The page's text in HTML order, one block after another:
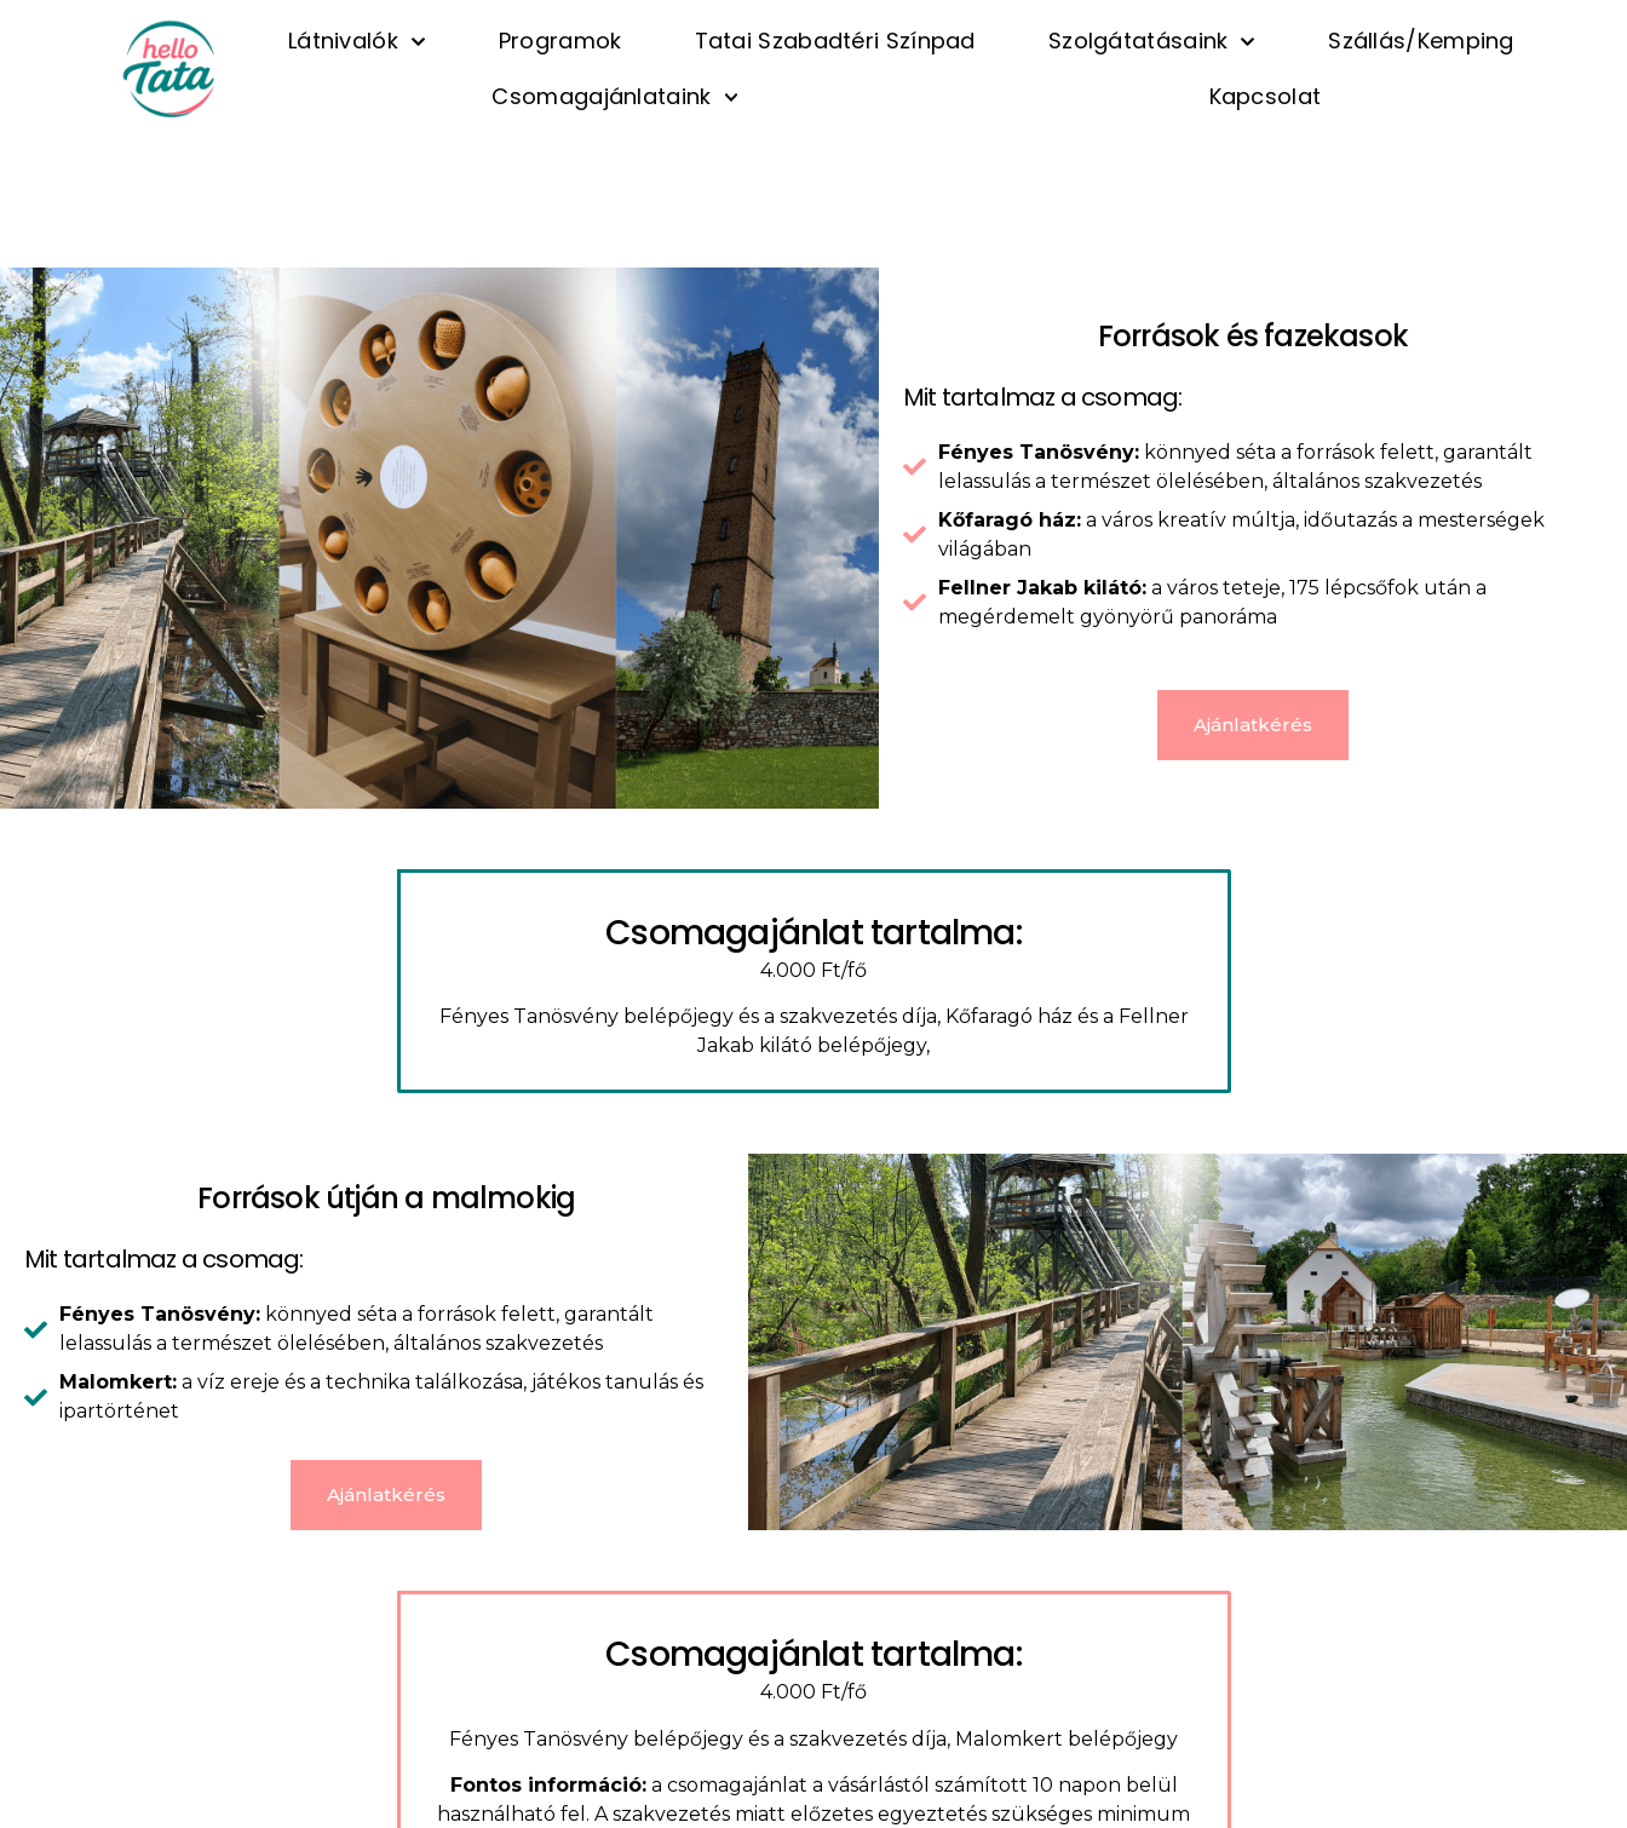
Látnivalók Programok Tatai Szabadtéri Színpad Szolgátatásaink
Szállás/Kemping
Csomagajánlataink
Kapcsolat
Források és fazekasok
Mit tartalmaz a csomag:
Fényes Tanösvény:könnyed séta a források felett, garantált
lelassulás a természet ölelésében, általános szakvezetés
Kőfaragó ház:a város kreatív múltja, időutazás a mesterségek
világában
Fellner Jakab kilátó:a város teteje, 175 lépcsőfok után a
megérdemelt gyönyörű panoráma
Ajánlatkérés
Csomagajánlat tartalma:
4.000 Ft/fő
Fényes Tanösvény belépőjegy és a szakvezetés díja, Kőfaragó ház és a Fellner
Jakab kilátó belépőjegy,
Források útján a malmokig
Mit tartalmaz a csomag:
Fényes Tanösvény:könnyed séta a források felett, garantált
lelassulás a természet ölelésében, általános szakvezetés
Malomkert:a víz ereje és a technika találkozása, játékos tanulás és
ipartörténet
Ajánlatkérés
Csomagajánlat tartalma:
4.000 Ft/fő
Fényes Tanösvény belépőjegy és a szakvezetés díja, Malomkert belépőjegy
Fontos információ:a csomagajánlat a vásárlástól számított 10 napon belül
használható fel. A szakvezetés miatt előzetes egyeztetés szükséges minimum